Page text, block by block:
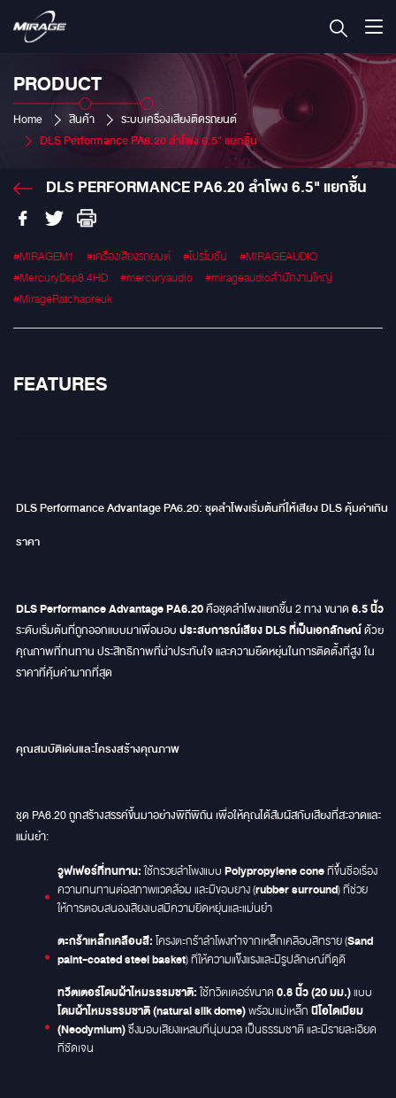
PRODUCT
Home สินค้า
ระบบเครื่องเสียงติดรถยนต์
DLS Performance PA6.20 ลำโพง 6.5" แยกชิ้น
DLS PERFORMANCE PA6.20 ลำโพง 6.5" แยกชิ้น
#MIRAGEM1 #เครื่องเสียงรถยนต์ #โปรโมชั่น
#MIRAGEAUDIO
#MercuryDsp8.4HD
#mercuryaudio
#mirageaudioสำนักงานใหญ่
#MirageRatchapreuk
FEATURES
DLS Performance Advantage PA6.20: ชุดลำโพงเริ่มต้นที่ให้เสียง DLS คุ้มค่าเกิน
ราคา
DLS Performance Advantage PA6.20คือชุดลำโพงแยกชิ้น 2 ทาง ขนาด 6.5 นิ้ว
ระดับเริ่มต้นที่ถูกออกแบบมาเพื่อมอบ ประสบการณ์เสียง DLS ที่เป็นเอกลักษณ์ด้วย
คุณภาพที่ทนทาน ประสิทธิภาพที่น่าประทับใจ และความยืดหยุ่นในการติดตั้งที่สูง ใน
ราคาที่คุ้มค่ามากที่สุด
คุณสมบัติเด่นและโครงสร้างคุณภาพ
ชุด PA6.20 ถูกสร้างสรรค์ขึ้นมาอย่างพิถีพิถัน เพื่อให้คุณได้สัมผัสกับเสียงที่สะอาดและ
แม่นยำ:
วูฟเฟอร์ที่ทนทาน:ใช้กรวยลำโพงแบบ Polypropylene coneที่ขึ้นชื่อเรื่อง
ความทนทานต่อสภาพแวดล้อม และมีขอบยาง (rubber surround) ที่ช่วย
ให้การตอบสนองเสียงเบสมีความยืดหยุ่นและแม่นยำ
ตะกร้าเหล็กเคลือบสี: โครงตะกร้าลำโพงทำจากเหล็กเคลือบสีทราย (Sand
paint-coated steel basket) ที่ให้ความแข็งแรงและมีรูปลักษณ์ที่ดูดี
ทวีตเตอร์โดมผ้าไหมธรรมชาติ:ใช้ทวีตเตอร์ขนาด 0.8 นิ้ว (20 มม.)แบบ
โดมผ้าไหมธรรมชาติ (natural silk dome)พร้อมแม่เหล็ก นีโอไดเมียม
(Neodymium)ซึ่งมอบเสียงแหลมที่นุ่มนวล เป็นธรรมชาติ และมีรายละเอียด
ที่ชัดเจน